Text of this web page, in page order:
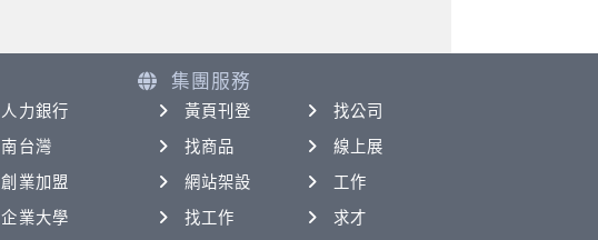
人力銀行
南台灣
創業加盟
企業大學
集團服務
黃頁刊登
找公司
找商品
線上展
網站架設
工作
找工作
求才